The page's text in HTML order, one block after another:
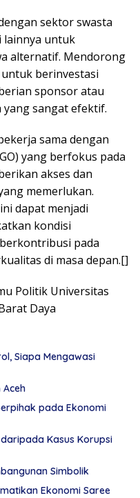
sektor swasta
lainnya untuk
alternatif. Mendorong
berinvestasi
sponsor atau
yang sangat efektif.
sama dengan
yang berfokus pada
akses dan
memerlukan.
dapat menjadi
kondisi
pada
di masa depan.[]
Politik Universitas
Daya
Siapa Mengawasi
Aceh
pada Ekonomi
Kasus Korupsi
Simbolik
Ekonomi Saree